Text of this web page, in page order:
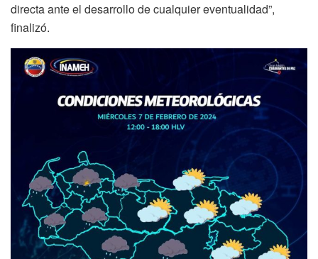
directa ante el desarrollo de cualquier eventualidad”,
finalizó.